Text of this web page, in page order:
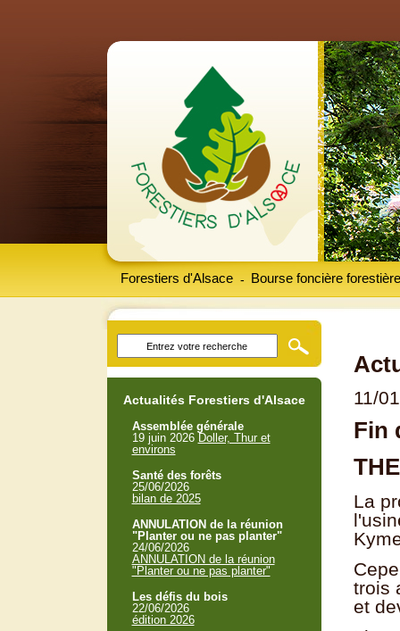
Forestiers d'Alsace Bourse foncière forestière
-
11/
Fin
La
trois
et
Actualités Forestiers d'Alsace
Assemblée générale
19 juin 2026 Doller, Thur et
environs
Santé des forêts
25/06/2026
bilan de 2025
ANNULATION de la réunion
"Planter ou ne pas planter"
24/06/2026
ANNULATION de la réunion
"Planter ou ne pas planter"
Les défis du bois
22/06/2026
édition 2026